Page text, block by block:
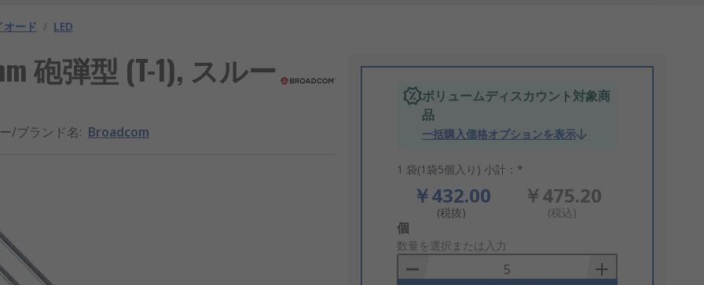
オード / LED
砲弾型 (T-1), スルー
/ブランド名: Broadcom
ボリュームディスカウント対象商
品
一括購入価格オプションを表示
1 袋(1袋5個入り) 小計：*
￥432.00
(税抜)
￥475.20
(税込)
Add
to
Basket
個
数量を選択または入力